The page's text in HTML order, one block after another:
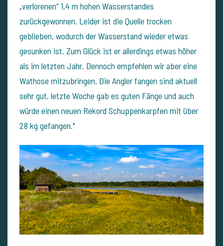
„verlorenen“ 1,4 m hohen Wasserstandes
zurückgewonnen. Leider ist die Quelle trocken
geblieben, wodurch der Wasserstand wieder etwas
gesunken ist. Zum Glück ist er allerdings etwas höher
als im letzten Jahr. Dennoch empfehlen wir aber eine
Wathose mitzubringen. Die Angler fangen sind aktuell
sehr gut, letzte Woche gab es guten Fänge und auch
würde einen neuen Rekord Schuppenkarpfen mit über
28 kg gefangen."